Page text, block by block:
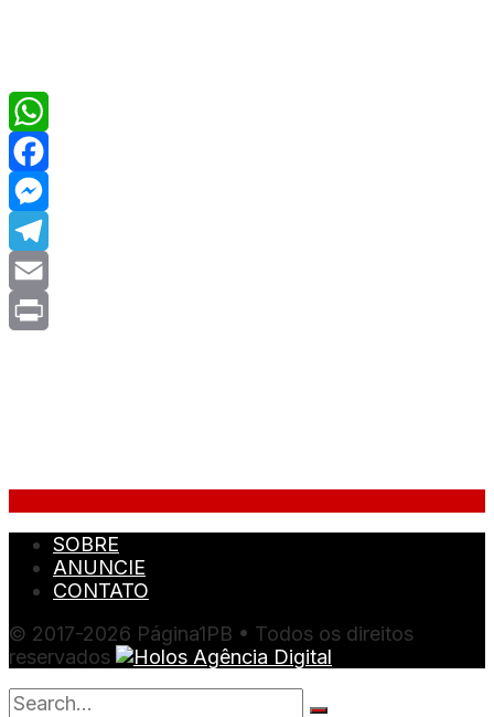
WhatsApp
Facebook
Messenger
Telegram
Email
SOBRE
ANUNCIE
CONTATO
© 2017-2026 Página1PB • Todos os direitos
reservados